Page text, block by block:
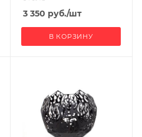
3 350 руб./шт
В КОРЗИНУ
Глубина, мм
Высота, мм